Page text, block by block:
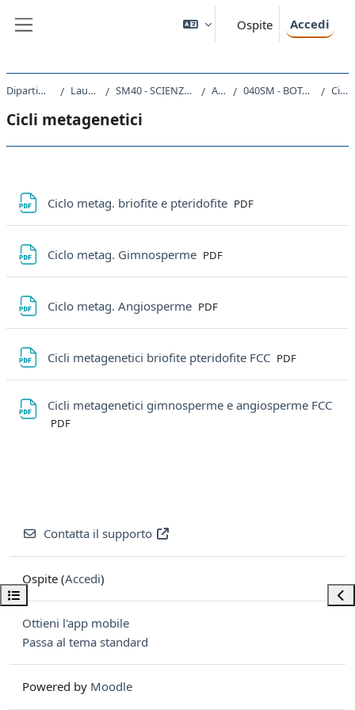
Ospite Accedi
Apri indice del corso
Dipartimento di Scienze della Vita Laurea triennale (DM270) SM40 - SCIENZE E TECNOLOGIE PER L'AMBIENTE E LA NATURA A.A. 2020 - 2021 040SM - BOTANICA GENERALE CON LABORATORIO 2020 Cicli metagenetici
Cicli metagenetici
Ciclo metag. briofite e pteridofite File
PDF
Ciclo metag. Gimnosperme File
PDF
Ciclo metag. Angiosperme File
PDF
Cicli metagenetici briofite pteridofite FCC File
PDF
Cicli metagenetici gimnosperme e angiosperme FCC
File
PDF
Contatta il supporto
Ospite (Accedi)
Ottieni l'app mobile
Passa al tema standard
Powered by Moodle